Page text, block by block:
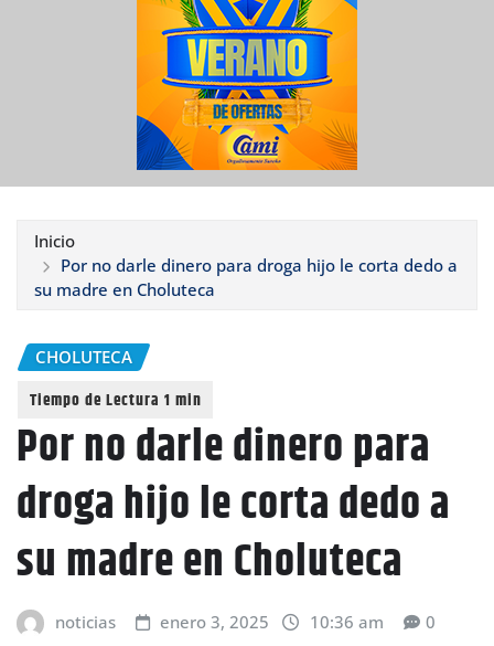
Inicio
Por no darle dinero para droga hijo le corta dedo a
su madre en Choluteca
CHOLUTECA
Por no darle dinero para
droga hijo le corta dedo a
su madre en Choluteca
noticias enero 3, 2025 10:36 am 0